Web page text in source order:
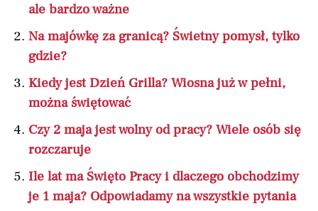
ale bardzo ważne
Na majówkę za granicą? Świetny pomysł, tylko
gdzie?
Kiedy jest Dzień Grilla? Wiosna już w pełni,
można świętować
Czy 2 maja jest wolny od pracy? Wiele osób się
rozczaruje
Ile lat ma Święto Pracy i dlaczego obchodzimy
je 1 maja? Odpowiadamy na wszystkie pytania